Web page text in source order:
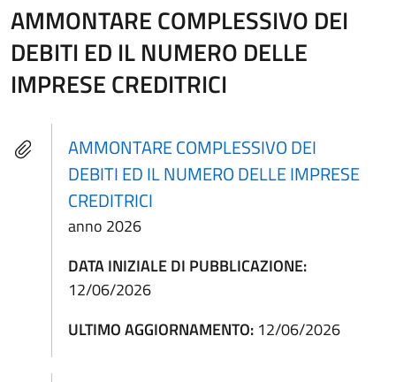
AMMONTARE COMPLESSIVO DEI
DEBITI ED IL NUMERO DELLE
IMPRESE CREDITRICI
AMMONTARE COMPLESSIVO DEI
DEBITI ED IL NUMERO DELLE IMPRESE
CREDITRICI
anno 2026
DATA INIZIALE DI PUBBLICAZIONE:
12/06/2026
ULTIMO AGGIORNAMENTO: 12/06/2026